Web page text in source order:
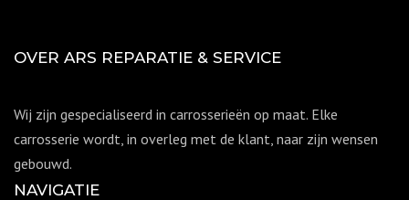
OVER ARS REPARATIE & SERVICE
Wij zijn gespecialiseerd in carrosserieën op maat. Elke
carrosserie wordt, in overleg met de klant, naar zijn wensen
gebouwd.
NAVIGATIE